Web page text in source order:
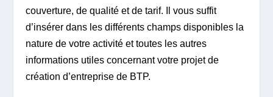
couverture, de qualité et de tarif. Il vous suffit
d’insérer dans les différents champs disponibles la
nature de votre activité et toutes les autres
informations utiles concernant votre projet de
création d’entreprise de BTP.